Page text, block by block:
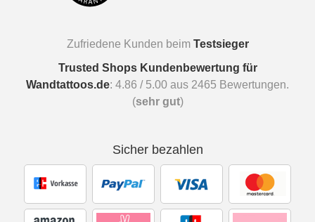
Zufriedene Kunden beim Testsieger
Trusted Shops Kundenbewertung für
Wandtattoos.de: 4.86 / 5.00 aus 2465 Bewertungen.
(sehr gut)
Sicher bezahlen